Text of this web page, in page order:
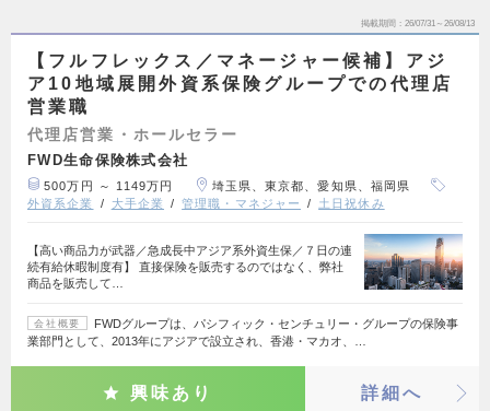
掲載期間 26/07/31～26/08/13
【フルフレックス／マネージャー候補】アジ
ア10地域展開外資系保険グループでの代理店
営業職
代理店営業・ホールセラー
FWD生命保険株式会社
500万円 ～ 1149万円
埼玉県、東京都、愛知県、福岡県
外資系企業
大手企業 管理職・マネジャー 土日祝休み
【高い商品力が武器／急成長中アジア系外資生保／７日の連
続有給休暇制度有】 直接保険を販売するのではなく、弊社
商品を販売して…
会社概要
FWDグループは、パシフィック・センチュリー・グループの保険事
業部門として、2013年にアジアで設立され、香港・マカオ、…
興味あり 詳細へ